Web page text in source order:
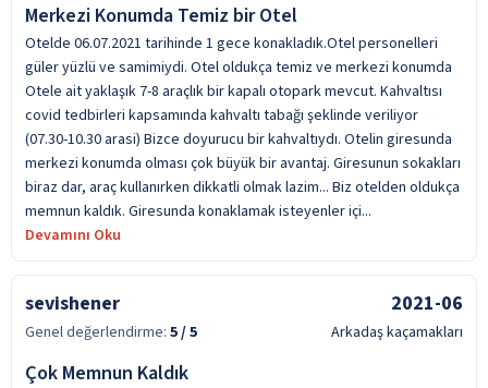
Merkezi Konumda Temiz bir Otel
Otelde 06.07.2021 tarihinde 1 gece konakladık.Otel personelleri
güler yüzlü ve samimiydi. Otel oldukça temiz ve merkezi konumda
Otele ait yaklaşık 7-8 araçlık bir kapalı otopark mevcut. Kahvaltısı
covid tedbirleri kapsamında kahvaltı tabağı şeklinde veriliyor
(07.30-10.30 arasi) Bizce doyurucu bir kahvaltıydı. Otelin giresunda
merkezi konumda olması çok büyük bir avantaj. Giresunun sokakları
biraz dar, araç kullanırken dikkatli olmak lazim... Biz otelden oldukça
memnun kaldık. Giresunda konaklamak isteyenler içi...
Devamını Oku
sevishener 2021-06
Genel değerlendirme: 5/ 5 Arkadaş kaçamakları
Çok Memnun Kaldık